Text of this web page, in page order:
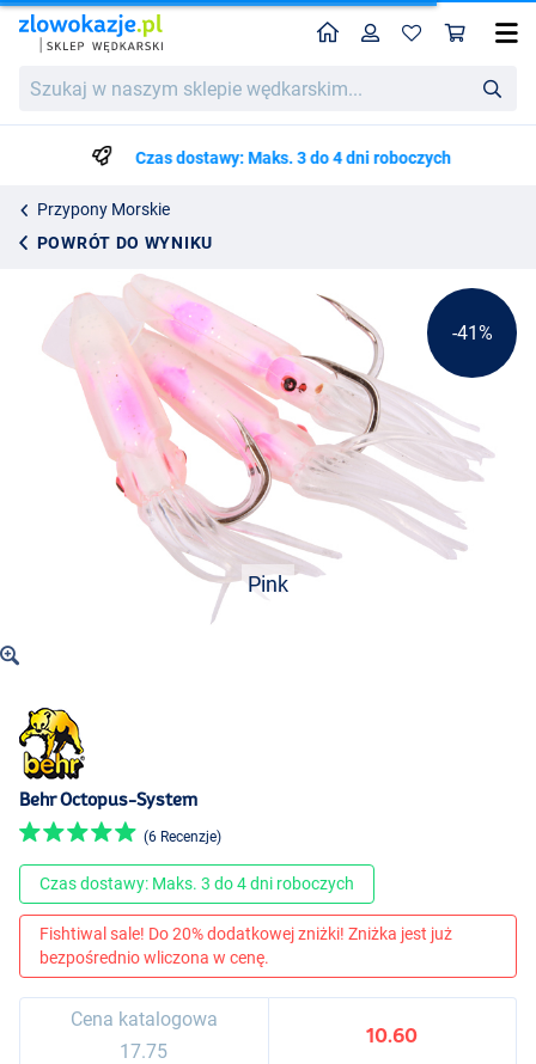
w
wędkarskim...
HomeProfil
Czas dostawy: Maks. 3 do 4 dni roboczych
Przypony Morskie
POWRÓT DO WYNIKU
Behr Octopus-System
17.75
10.60
Pink
-41%
Behr Octopus-System
(6 Recenzje)
Czas dostawy: Maks. 3 do 4 dni roboczych
Fishtiwal sale! Do 20% dodatkowej zniżki! Zniżka jest już
bezpośrednio wliczona w cenę.
Cena katalogowa
17.75
10.60